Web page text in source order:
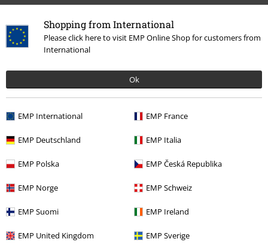
Shopping from International
Please click here to visit EMP Online Shop for customers from
International
Ok
EMP International EMP France
EMP Deutschland EMP Italia
EMP Polska EMP Česká Republika
EMP Norge EMP Schweiz
EMP Suomi EMP Ireland
EMP United Kingdom EMP Sverige
Meer categorieën. Meer opties.